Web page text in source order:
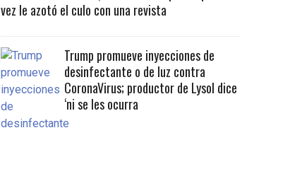
vez le azotó el culo con una revista
Trump promueve inyecciones de
desinfectante o de luz contra
CoronaVirus; productor de Lysol dice
‘ni se les ocurra